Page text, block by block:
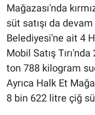
Mağazası'nda
süt satışı da
Belediyesi'ne ait 4
Mobil Satış
ton 788 kilogram
Ayrıca Halk Et
8 bin 622 litre çiğ süt